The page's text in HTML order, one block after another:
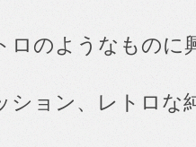
ロのようなものに
ション、レトロな